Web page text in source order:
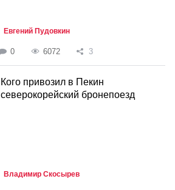
Евгений Пудовкин
0 6072 3
Кого привозил в Пекин
северокорейский бронепоезд
Владимир Скосырев